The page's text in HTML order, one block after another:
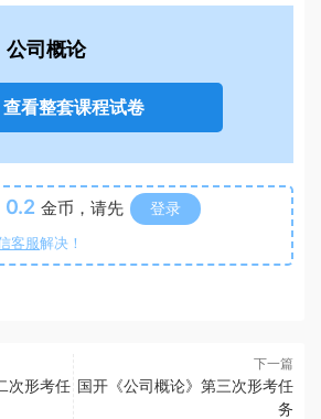
公司概论
查看整套课程试卷
0.2 金币，请先 登录
客服解决！
次形考任
下一篇
国开《公司概论》第三次形考任
务